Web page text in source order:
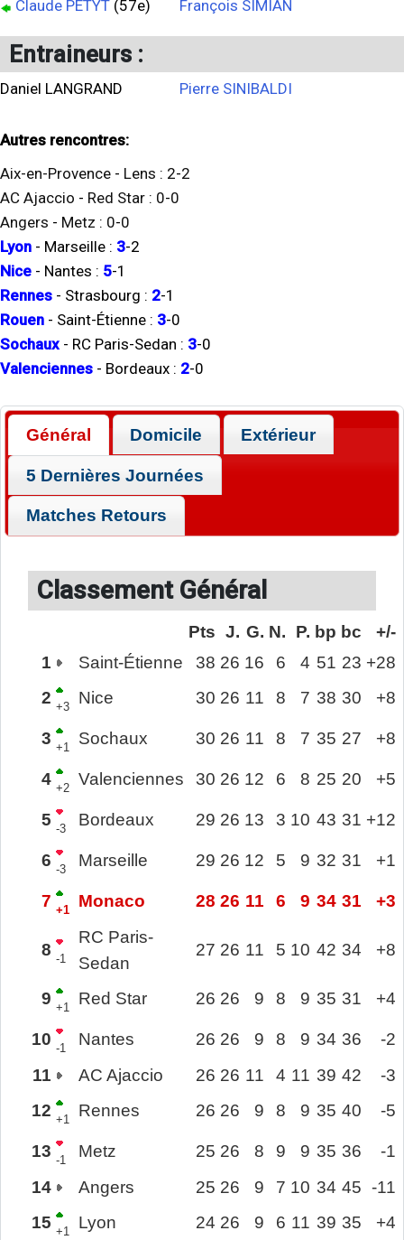
Claude PETYT (57e)
François SIMIAN
Entraineurs :
Daniel LANGRAND Pierre SINIBALDI
Autres rencontres:
Aix-en-Provence - Lens : 2-2
AC Ajaccio - Red Star : 0-0
Angers - Metz : 0-0
Lyon - Marseille : 3-2
Nice - Nantes : 5-1
Rennes - Strasbourg : 2-1
Rouen - Saint-Étienne : 3-0
Sochaux - RC Paris-Sedan : 3-0
Valenciennes - Bordeaux : 2-0
Général Domicile Extérieur
5 Dernières Journées
Matches Retours
Classement Général
Pts J. G. N. P. bp bc
+/-
1
Saint-Étienne 38 26 16 6 4 51 23 +28
2 +3 Nice 30 26 11 8 7 38 30 +8
3 +1 Sochaux 30 26 11 8 7 35 27 +8
4 +2 Valenciennes 30 26 12 6 8 25 20 +5
5 -3 Bordeaux 29 26 13 3 10 43 31 +12
6 -3 Marseille 29 26 12 5 9 32 31 +1
7 +1 Monaco 28 26 11 6 9 34 31 +3
8 -1
RC Paris-
Sedan
27 26 11 5 10 42 34 +8
9 +1 Red Star 26 26 9 8 9 35 31 +4
10 -1 Nantes 26 26 9 8 9 34 36
-2
11
AC Ajaccio 26 26 11 4 11 39 42
-3
12 +1 Rennes 26 26 9 8 9 35 40 -5
13 -1 Metz 25 26 8 9 9 35 36
-1
14
Angers 25 26 9 7 10 34 45 -11
15 +1 Lyon 24 26 9 6 11 39 35 +4